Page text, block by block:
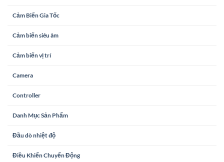
Cảm Biến Gia Tốc
Cảm biến siêu âm
Cảm biến vị trí
Camera
Controller
Danh Mục Sản Phẩm
Đầu dò nhiệt độ
Điều Khiển Chuyển Động